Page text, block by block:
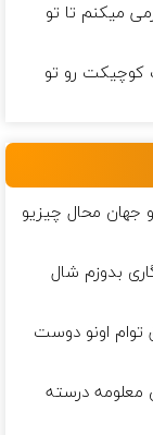
میكنم تا تو
كوچیكت رو تو
جهان محال چیزیو
بدوزم شال
توام اونو دوست
معلومه درسته